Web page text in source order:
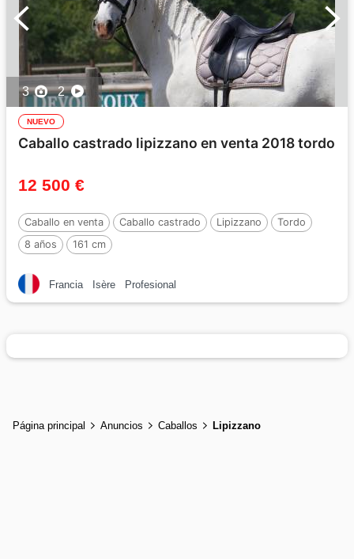
3 2
NUEVO
Caballo castrado lipizzano en venta 2018 tordo
12 500 €
Caballo en venta Caballo castrado Lipizzano
Tordo
8 años
161 cm
Francia Isère Profesional
Página principal Anuncios Caballos Lipizzano